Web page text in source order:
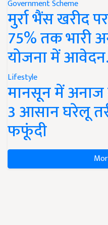
Government Scheme
मुर्रा भैंस खरीद
75% तक भारी
योजना में
Lifestyle
मानसून में
3 आसान घरेलू
फफूंदी